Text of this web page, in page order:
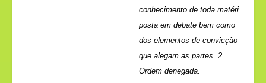
conhecimento de toda matéria
posta em debate bem como
dos elementos de convicção
que alegam as partes. 2.
Ordem denegada.